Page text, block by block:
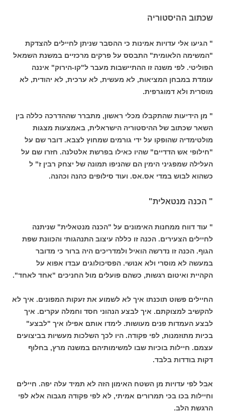
שכתוב ההיסטוריה
" הגיעו אלי עדויות אמינות כי ההסבר שניתן לחיילים להצדקת
"המשימה הלאומית" התבסס על פרקים מרכזיים במשנת השמאל
הפוליטי. לפי משנה זו ההתיישבות מעבר ל"קו-הירוק" איננה
עומדת במבחן המציאות, לא מעשית, לא ערכית, לא יהודית, לא
מוסרית ולא דמוגרפית.
" מן הידיעות שהתקבלו מכלי ראשון, מתברר שההדרכה כללה בין
השאר שכתוב של ההיסטוריה הישראלית, באמצעות מצגות
מולטימדיה שהופקו על ידי גורמים שמחוץ לצבא. דובר שם על
"חילופי אש הדדיים" שהיו כאילו בפרשת אלטלנה. חזרו שם על
העלילה שמפגיני הימין הם שהניפו תמונה של יצחק רבין ז" ל
כשהוא לבוש במדי אס.אס. ועוד סילופים כהנה וכהנה.
" הכנה מנטאלית"
" עוד דווח ממחנות האימונים על "הכנה מנטאלית" שניתנה
לחיילים הצעירים. הכנה זו כללה עיצוב התנהגותי והכוונת שפת
הגוף. הכנה זו נדרשה הואיל ולמדריכים היה ברור כי מדובר
במעשה לא מוסרי ולא אנושי. הפסיכולוגים עבדו אפוא על
הקהיית ואיטום רגשות, כשהם פועלים מול החניכים "אחד לאחד".
החיילים פשוט תוכנתו איך לא לשמוע את זעקות המפונים. איך לא
להקשיב למצוקתם. איך לבצע הנהוני חסד וחמלה עקרים. איך
לבצע העמדות פנים מעושות. לימדו אותם אפילו איך "לבצע"
בכיות מתוזמנות, לפי פקודה. היו לכך השלכות מעשיות בביצועים
עצמם. חיילות בוכיות שבו למשימותיהם במשנה מרץ, בחלוף
דקות בודדות בלבד.
אבל לפי עדויות מן השטח האימון הזה לא תמיד עלה יפה. חיילים
וחיילות בכו בכי תמרורים אמיתי, לא לפי פקודה מגבוה אלא לפי
הרגשת הלב.